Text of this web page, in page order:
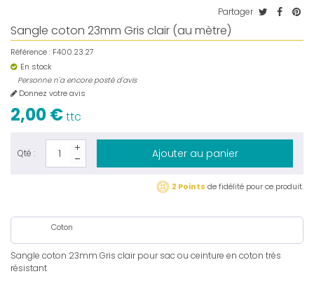
Partager
Sangle coton 23mm Gris clair (au mètre)
Référence : F400.23.27
En stock
Personne n'a encore posté d'avis
Donnez votre avis
2,00 €ttc
Qté : Ajouter au panier
2 Points de fidélité pour ce produit.
Coton
Sangle coton 23mm Gris clair pour sac ou ceinture en coton très
résistant